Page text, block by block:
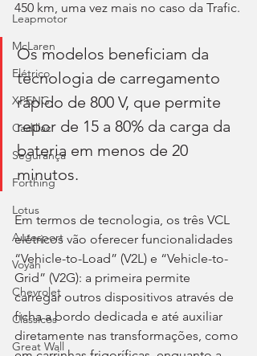
Leapmotor
McLaren
Elétrico
XPENG
Cadillac
Segurança
Forthing
Lotus
Autosport
Voyah
Chevrolet
Clássicos
Great Wall
450 km, uma vez mais no caso da Trafic.
Os modelos beneficiam da
tecnologia de carregamento
rápido de 800 V, que permite
repor de 15 a 80% da carga da
bateria em menos de 20
minutos.
Em termos de tecnologia, os três VCL
elétricos vão oferecer funcionalidades
“Vehicle-to-Load” (V2L) e “Vehicle-to-
Grid” (V2G): a primeira permite
carregar outros dispositivos através de
ficha a bordo dedicada e até auxiliar
diretamente nas transformações, como